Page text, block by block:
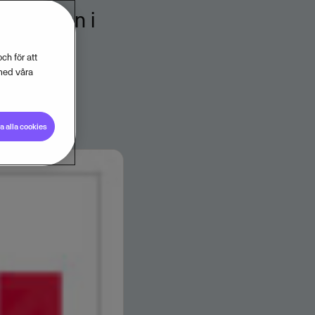
i
för att
våra
alla cookies